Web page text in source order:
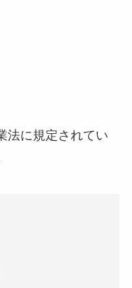
法に規定されてい